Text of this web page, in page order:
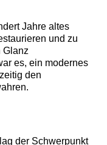
Jahre altes
und zu
Glanz
es, ein modernes
den
der Schwerpunkt